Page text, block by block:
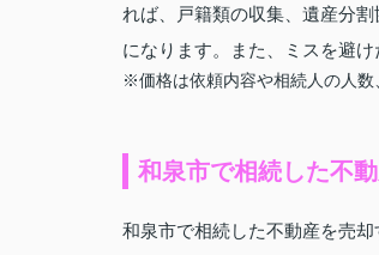
れば、戸籍類の収集、遺産分
になります。また、ミスを避
※価格は依頼内容や相続人の人数
和泉市で相続した不
和泉市で相続した不動産を売